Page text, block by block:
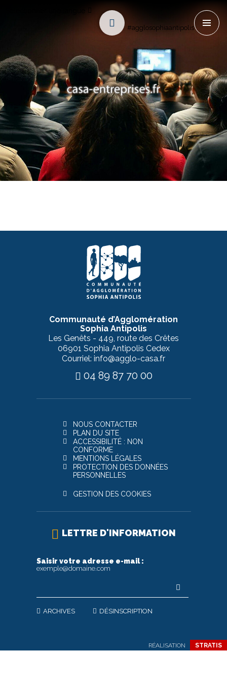
#agglosophiaantipolis
Communauté d’Agglomération
Sophia Antipolis
Les Genêts - 449, route des Crêtes
06901 Sophia Antipolis Cedex
Courriel: info@agglo-casa.fr
04 89 87 70 00
NOUS CONTACTER
PLAN DU SITE
ACCESSIBILITÉ : NON
CONFORME
MENTIONS LÉGALES
PROTECTION DES DONNÉES
PERSONNELLES
GESTION DES COOKIES
LETTRE D'INFORMATION
Saisir votre adresse e-mail :
exemple@domaine.com
ARCHIVES DÉSINSCRIPTION
RÉALISATION STRATIS